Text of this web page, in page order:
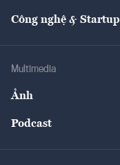
Tư vấn
Công nghệ & Startup
Multimedia
Ảnh
Podcast